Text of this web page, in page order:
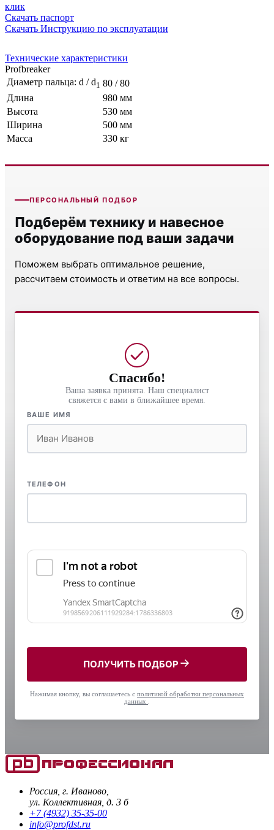
клик
Скачать паспорт
Скачать Инструкцию по эксплуатации
Технические характеристики
Profbreaker
Диаметр пальца: d / d1 80 / 80
Длина
980 мм
Высота
530 мм
Ширина
500 мм
Масса
330 кг
ПЕРСОНАЛЬНЫЙ ПОДБОР
Подберём технику и навесное
оборудование под ваши задачи
Поможем выбрать оптимальное решение,
рассчитаем стоимость и ответим на все вопросы.
Спасибо!
Ваша заявка принята. Наш специалист
свяжется с вами в ближайшее время.
ВАШЕ ИМЯ
ТЕЛЕФОН
ПОЛУЧИТЬ ПОДБОР
Нажимая кнопку, вы соглашаетесь с политикой обработки персональных
данных
Россия, г. Иваново,
ул. Коллективная, д. 3 б
+7 (4932) 35-35-00
info@profdst.ru